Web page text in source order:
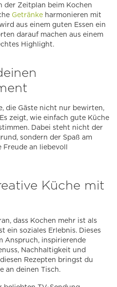
der Zeitplan beim Kochen
Getränke harmonieren mit
aus einem guten Essen ein
darauf machen aus einem
Highlight.
die Gäste nicht nur bewirten,
zeigt, wie einfach gute Küche
Dabei steht nicht der
sondern der Spaß am
Freude an liebevoll
Küche mit
dass Kochen mehr ist als
ein soziales Erlebnis. Dieses
Anspruch, inspirierende
Nachhaltigkeit und
Rezepten bringst du
an deinen Tisch.